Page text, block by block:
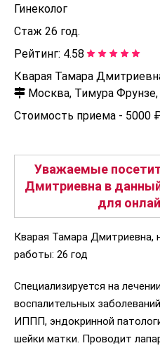
Гинеколог
Стаж 26 год.
Рейтинг: 4.58
Кварая Тамара
Москва, Тимура Фрунзе,
Стоимость приема - 5000
Уважаемые
Дмитриевна в
для
Кварая Тамара Дмитриевна,
работы: 26 год
Специализируется на
воспалительных
ИППП, эндокринной
шейки матки. Проводит